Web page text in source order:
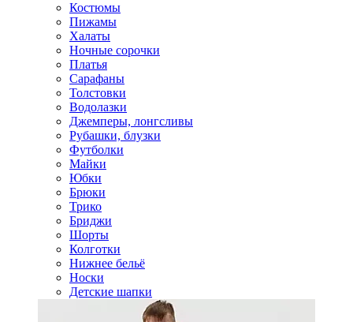
Костюмы
Пижамы
Халаты
Ночные сорочки
Платья
Сарафаны
Толстовки
Водолазки
Джемперы, лонгсливы
Рубашки, блузки
Футболки
Майки
Юбки
Брюки
Трико
Бриджи
Шорты
Колготки
Нижнее бельё
Носки
Детские шапки